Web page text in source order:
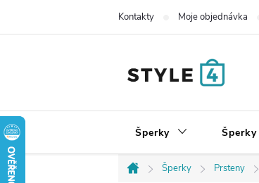
Kontakty Moje objednávka
Šperky
Domů
Šperky Prsteny